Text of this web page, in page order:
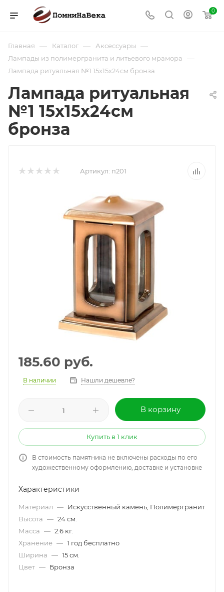
0
Главная — Каталог — Аксессуары —
Лампады из полимергранита и литьевого мрамора —
Лампада ритуальная №1 15х15х24см бронза
Лампада ритуальная
№1 15х15х24см
бронза
Артикул: п201
185.60 руб.
В наличии Нашли дешевле?
В корзину
Купить в 1 клик
В стоимость памятника не включены расходы по его
художественному оформлению, доставке и установке
Характеристики
Материал — Искусственный камень, Полимергранит
Высота — 24 см.
Масса — 2.6 кг.
Хранение — 1 год бесплатно
Ширина — 15 см.
Цвет — Бронза